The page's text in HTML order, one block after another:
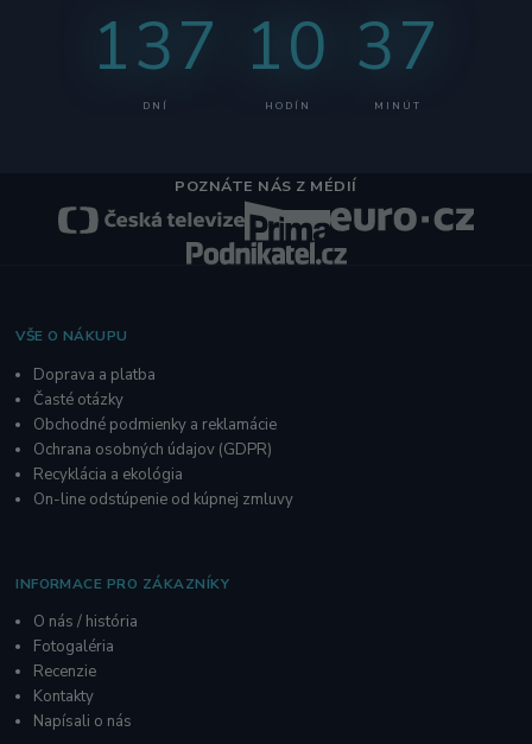
137
DNÍ
10
HODÍN
37
MINÚT
POZNÁTE NÁS Z MÉDIÍ
VŠE O NÁKUPU
Doprava a platba
Časté otázky
Obchodné podmienky a reklamácie
Ochrana osobných údajov (GDPR)
Recyklácia a ekológia
On-line odstúpenie od kúpnej zmluvy
INFORMACE PRO ZÁKAZNÍKY
O nás / história
Fotogaléria
Recenzie
Kontakty
Napísali o nás